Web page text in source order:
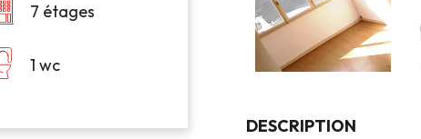
7 étages
1 wc
DESCRIPTION